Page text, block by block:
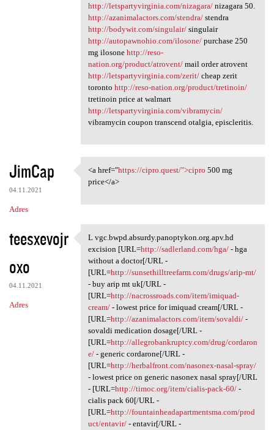
http://letspartyvirginia.com/nizagara/nizagara 50.
http://azanimalactors.com/stendra/stendra
http://bodywit.com/singulair/singulair
http://autopawnohio.com/ilosone/purchase 250
mg ilosone http://reso-
nation.org/product/atrovent/mail order atrovent
http://letspartyvirginia.com/zerit/cheap zerit
toronto http://reso-nation.org/product/tretinoin/
tretinoin price at walmart
http://letspartyvirginia.com/vibramycin/
vibramycin coupon transcend otalgia, episcleritis.
JimCap
04.11.2021
Adres
<a href="https://cipro.quest/
<a href="https://cipro.quest/">cipro 500 mg
price</a>
teesxevojr
oxo
04.11.2021
Adres
L vgc.bwpd.absurdy.panoptykon
L vgc.bwpd.absurdy.panoptykon.org.apv.hd
excision [URL=http://sadlerland.com/hga/- hga
without a doctor[/URL -
[URL=http://sunsethilltreefarm.com/drugs/arip-mt/
- buy arip mt uk[/URL -
[URL=http://nacrossroads.com/item/imiquad-
cream/- lowest price for imiquad cream[/URL -
[URL=http://azanimalactors.com/item/sovaldi/-
sovaldi medication dosage[/URL -
[URL=http://allegrobankruptcy.com/drug/cordaron
e/- generic cordarone[/URL -
[URL=http://herbalfront.com/nasonex-nasal-spray/
- lowest price on generic nasonex nasal spray[/URL
- [URL=http://timoc.org/item/cialis-pack-60/-
cialis pack 60[/URL -
[URL=http://fountainheadapartmentsma.com/prod
uct/entavir/- entavir[/URL -